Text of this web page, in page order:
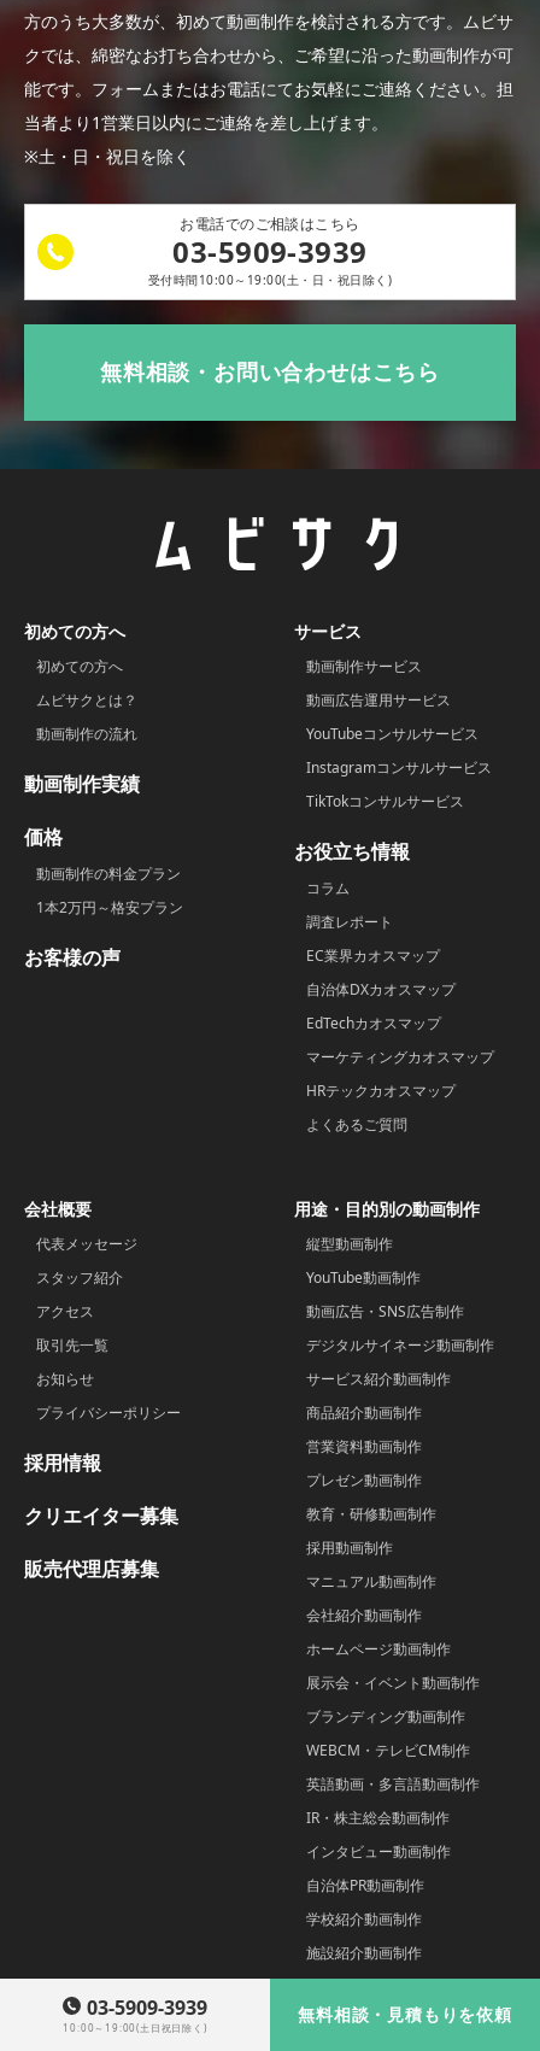
方のうち大多数が、初めて動画制作を検討される方です。
ムビサ
クでは、綿密なお打ち合わせから、ご希望に沿った動画制作が可
能です。 フォームまたはお電話にてお気軽にご連絡ください。 担
当者より1営業日以内にご連絡を差し上げます。
※土・日・祝日を除く
お電話でのご相談はこちら
03-5909-3939
受付時間10:00～19:00(土・日・祝日除く)
無料相談・お問い合わせはこちら
初めての方へ
初めての方へ
ムビサクとは？
動画制作の流れ
動画制作実績
価格
動画制作の料金プラン
1本2万円～格安プラン
お客様の声
サービス
動画制作サービス
動画広告運用サービス
YouTubeコンサルサービス
Instagramコンサルサービス
TikTokコンサルサービス
お役立ち情報
コラム
調査レポート
EC業界カオスマップ
自治体DXカオスマップ
EdTechカオスマップ
マーケティングカオスマップ
HRテックカオスマップ
よくあるご質問
会社概要
代表メッセージ
スタッフ紹介
アクセス
取引先一覧
お知らせ
プライバシーポリシー
採用情報
クリエイター募集
販売代理店募集
用途・目的別の動画制作
縦型動画制作
YouTube動画制作
動画広告・SNS広告制作
デジタルサイネージ動画制作
サービス紹介動画制作
商品紹介動画制作
営業資料動画制作
プレゼン動画制作
教育・研修動画制作
採用動画制作
マニュアル動画制作
会社紹介動画制作
ホームページ動画制作
展示会・イベント動画制作
ブランディング動画制作
WEBCM・テレビCM制作
英語動画・多言語動画制作
IR・株主総会動画制作
インタビュー動画制作
自治体PR動画制作
学校紹介動画制作
施設紹介動画制作
YouTubeオープニング制作
03-5909-3939
10:00～19:00(土日祝日除く)
無料相談・見積もりを依頼